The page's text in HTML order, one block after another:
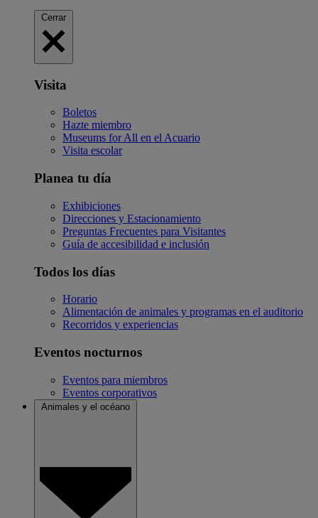
Cerrar
Visita
Boletos
Hazte miembro
Museums for All en el Acuario
Visita escolar
Planea tu día
Exhibiciones
Direcciones y Estacionamiento
Preguntas Frecuentes para Visitantes
Guía de accesibilidad e inclusión
Todos los días
Horario
Alimentación de animales y programas en el auditorio
Recorridos y experiencias
Eventos nocturnos
Eventos para miembros
Eventos corporativos
Animales y el océano